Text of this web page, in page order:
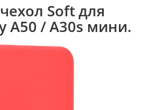
Soft для
A50 / A30s мини.